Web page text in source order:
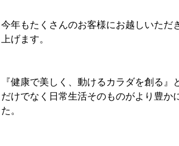
今年もたくさんのお客様にお越しいただ
上げます。
『健康で美しく、動けるカラダを創る
だけでなく日常生活そのものがより豊か
た。